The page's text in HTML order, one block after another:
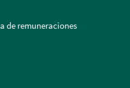
de remuneraciones